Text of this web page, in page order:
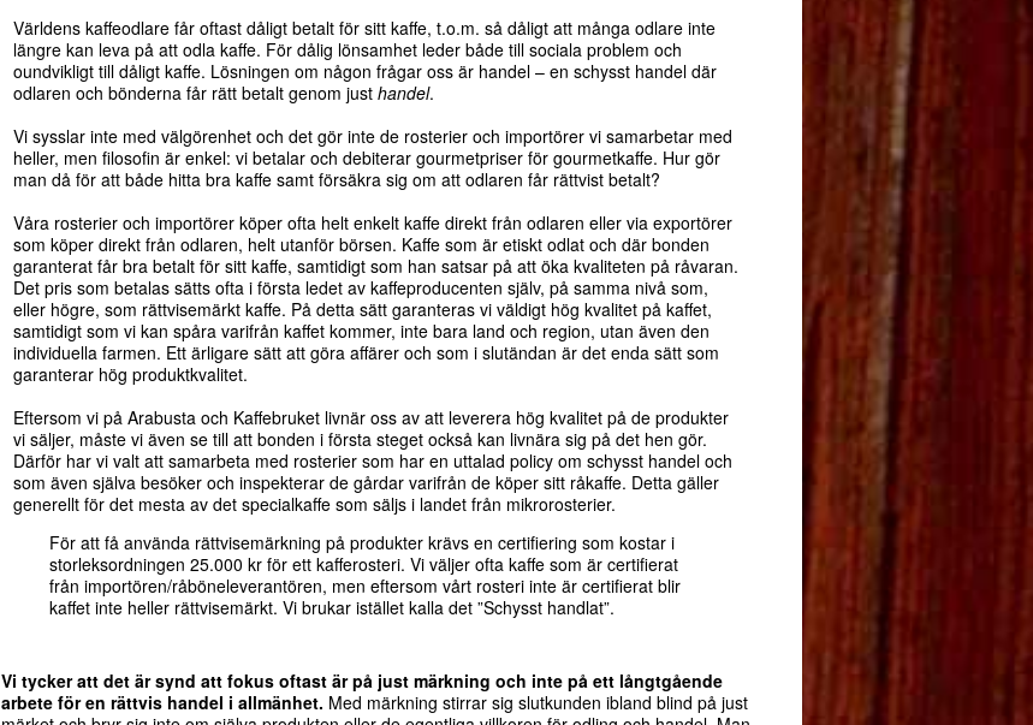
Världens kaffeodlare får oftast dåligt betalt för sitt kaffe, t.o.m. så dåligt att många odlare inte
längre kan leva på att odla kaffe. För dålig lönsamhet leder både till sociala problem och
oundvikligt till dåligt kaffe. Lösningen om någon frågar oss är handel – en schysst handel där
odlaren och bönderna får rätt betalt genom justhandel.
Vi sysslar inte med välgörenhet och det gör inte de rosterier och importörer vi samarbetar med
heller, men filosofin är enkel: vi betalar och debiterar gourmetpriser för gourmetkaffe. Hur gör
man då för att både hitta bra kaffe samt försäkra sig om att odlaren får rättvist betalt?
Våra rosterier och importörer köper ofta helt enkelt kaffe direkt från odlaren eller via exportörer
som köper direkt från odlaren, helt utanför börsen. Kaffe som är etiskt odlat och där bonden
garanterat får bra betalt för sitt kaffe, samtidigt som han satsar på att öka kvaliteten på råvaran.
Det pris som betalas sätts ofta i första ledet av kaffeproducenten själv, på samma nivå som,
eller högre, som rättvisemärkt kaffe. På detta sätt garanteras vi väldigt hög kvalitet på kaffet,
samtidigt som vi kan spåra varifrån kaffet kommer, inte bara land och region, utan även den
individuella farmen. Ett ärligare sätt att göra affärer och som i slutändan är det enda sätt som
garanterar hög produktkvalitet.
Eftersom vi på Arabusta och Kaffebruket livnär oss av att leverera hög kvalitet på de produkter
vi säljer, måste vi även se till att bonden i första steget också kan livnära sig på det hen gör.
Därför har vi valt att samarbeta med rosterier som har en uttalad policy om schysst handel och
som även själva besöker och inspekterar de gårdar varifrån de köper sitt råkaffe. Detta gäller
generellt för det mesta av det specialkaffe som säljs i landet från mikrorosterier.
För att få använda rättvisemärkning på produkter krävs en certifiering som kostar i
storleksordningen 25.000 kr för ett kafferosteri. Vi väljer ofta kaffe som är certifierat
från importören/råböneleverantören, men eftersom vårt rosteri inte är certifierat blir
kaffet inte heller rättvisemärkt. Vi brukar istället kalla det ”Schysst handlat”.
Vi tycker att det är synd att fokus oftast är på just märkning och inte på ett långtgående
arbete för en rättvis handel i allmänhet. Med märkning stirrar sig slutkunden ibland blind på just